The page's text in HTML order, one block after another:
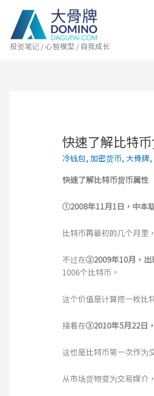
投资笔记 / 心智模型 / 自我成长
快速了解比特
冷钱包, 加密货币, 大骨牌,
快速了解比特币货币属性
①2008年11月1日，中本
比特币再最初的几个月里
不过在②2009年10月，出
1006个比特币。
这个价值是计算挖一枚比
接着在③2010年5月22日
这也是比特币第一次作为
从市场货物变为交易媒介